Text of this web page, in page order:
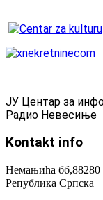
ЈУ Центар за
Радио Невесиње
Kontakt info
Немањића
Република Српска